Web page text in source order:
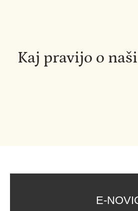
Kaj pravijo o
E-